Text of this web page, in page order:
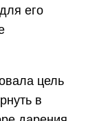
его
цель
в